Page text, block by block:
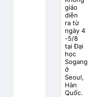
giáo
diễn
ra từ
ngày 4
-5/8
tại Đại
học
Sogang
ở
Seoul,
Hàn
Quốc.